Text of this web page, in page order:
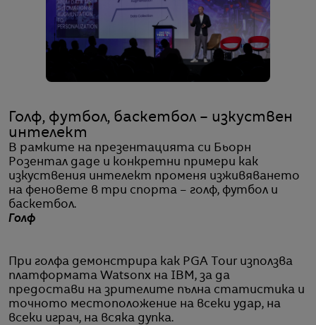
Голф, футбол, баскетбол – изкуствен
интелект
В рамките на презентацията си Бьорн
Розентал даде и конкретни примери как
изкуствения интелект променя изживяването
на феновете в три спорта – голф, футбол и
баскетбол.
Голф
При голфа демонстрира как PGA Tour използва
платформата Watsonx на IBM, за да
предостави на зрителите пълна статистика и
точното местоположение на всеки удар, на
всеки играч, на всяка дупка.